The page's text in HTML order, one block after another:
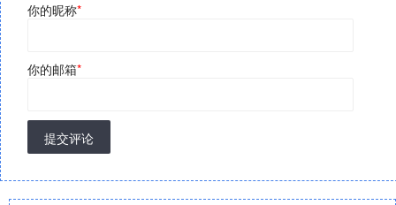
你的昵称*
你的邮箱*
提交评论